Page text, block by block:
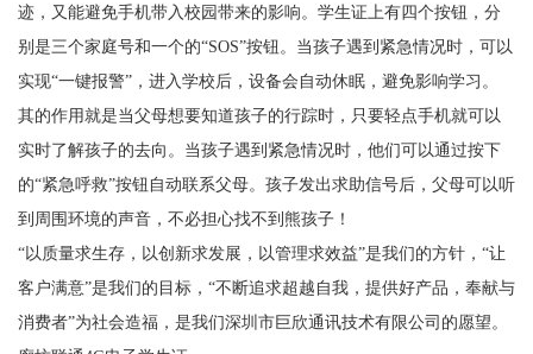
迹，又能避免手机带入校园带来的影响。学生证上有四个按钮，分
别是三个家庭号和一个的“SOS”按钮。当孩子遇到紧急情况时，可以
实现“一键报警”，进入学校后，设备会自动休眠，避免影响学习。
其的作用就是当父母想要知道孩子的行踪时，只要轻点手机就可以
实时了解孩子的去向。当孩子遇到紧急情况时，他们可以通过按下
的“紧急呼救”按钮自动联系父母。孩子发出求助信号后，父母可以听
到周围环境的声音，不必担心找不到熊孩子！
“以质量求生存，以创新求发展，以管理求效益”是我们的方针，“让
客户满意”是我们的目标，“不断追求超越自我，提供好产品，奉献与
消费者”为社会造福，是我们深圳市巨欣通讯技术有限公司的愿望。